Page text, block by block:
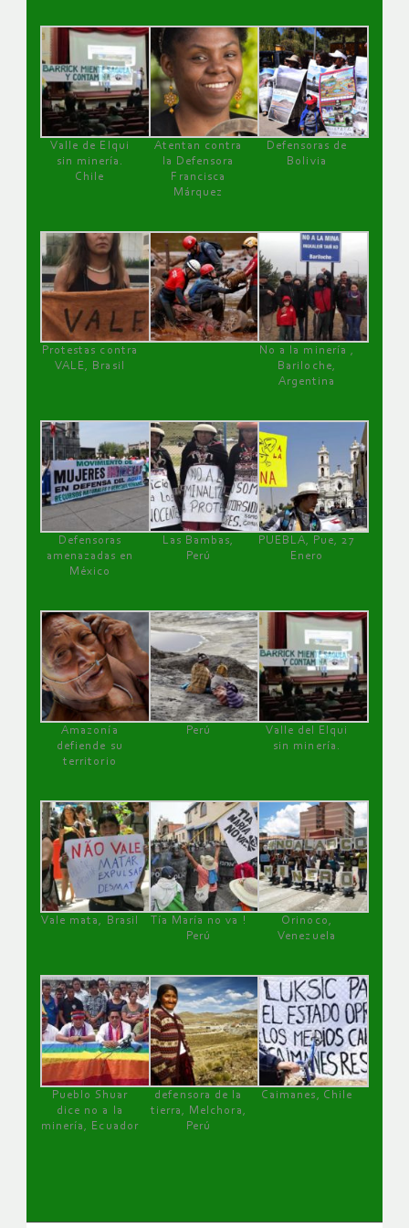
Valle de Elqui
sin minería.
Chile
Atentan contra
la Defensora
Francisca
Márquez
Defensoras de
Bolivia
Protestas contra
VALE, Brasil
No a la minería ,
Bariloche,
Argentina
Defensoras
amenazadas en
México
Las Bambas,
Perú
PUEBLA, Pue, 27
Enero
Amazonía
defiende su
territorio
Perú
Valle del Elqui
sin minería.
Vale mata, Brasil
Tía María no va !
Perú
Orinoco,
Venezuela
Pueblo Shuar
dice no a la
minería, Ecuador
defensora de la
tierra, Melchora,
Perú
Caimanes, Chile